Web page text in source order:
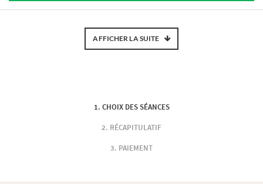
AFFICHER LA SUITE
CHOIX DES SÉANCES
RÉCAPITULATIF
PAIEMENT